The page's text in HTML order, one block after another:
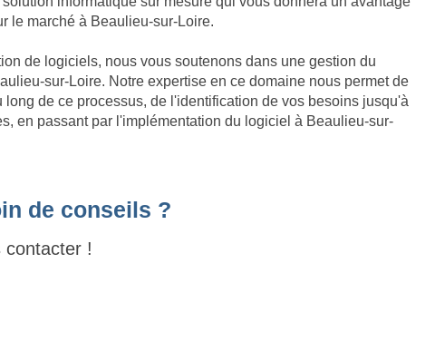
le marché à Beaulieu-sur-Loire.
de logiciels, nous vous soutenons dans une gestion du
sur-Loire. Notre expertise en ce domaine nous permet de
long de ce processus, de l'identification de vos besoins jusqu'à
en passant par l'implémentation du logiciel à Beaulieu-sur-
de conseils ?
contacter !